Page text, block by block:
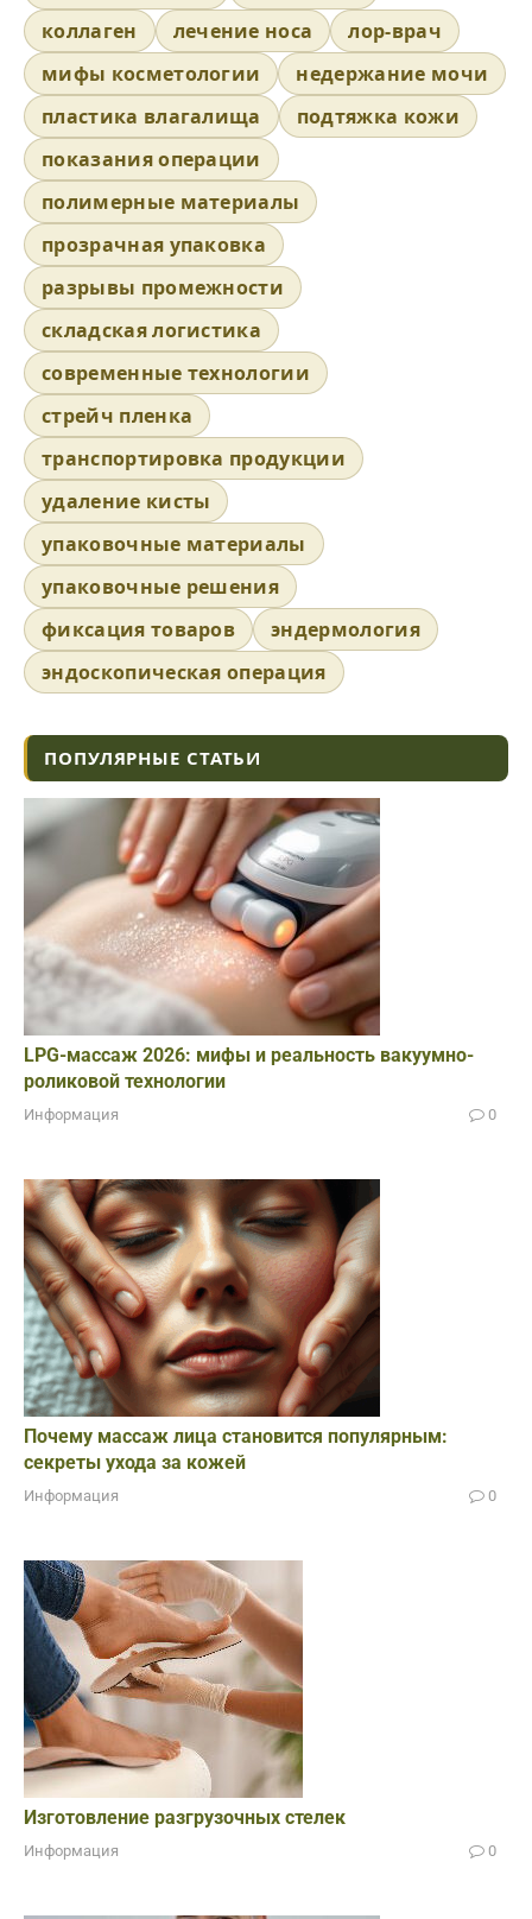
коллаген
лечение носа
лор-врач
мифы косметологии
недержание мочи
пластика влагалища
подтяжка кожи
показания операции
полимерные материалы
прозрачная упаковка
разрывы промежности
складская логистика
современные технологии
стрейч пленка
транспортировка продукции
удаление кисты
упаковочные материалы
упаковочные решения
фиксация товаров
эндермология
эндоскопическая операция
ПОПУЛЯРНЫЕ СТАТЬИ
LPG-массаж 2026: мифы и реальность вакуумно-
роликовой технологии
Информация 0
Почему массаж лица становится популярным:
секреты ухода за кожей
Информация 0
Изготовление разгрузочных стелек
Информация 0